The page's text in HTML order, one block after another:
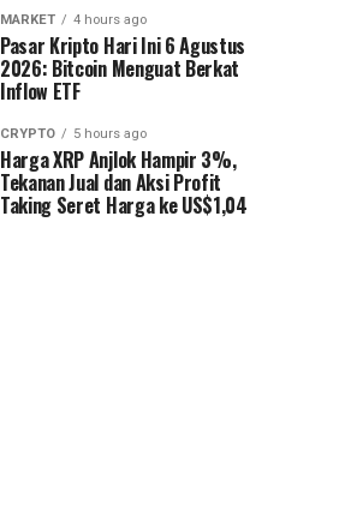
MARKET 4 hours ago
Pasar Kripto Hari Ini 6 Agustus
2026: Bitcoin Menguat Berkat
Inflow ETF
CRYPTO 5 hours ago
Harga XRP Anjlok Hampir 3%,
Tekanan Jual dan Aksi Profit
Taking Seret Harga ke US$1,04